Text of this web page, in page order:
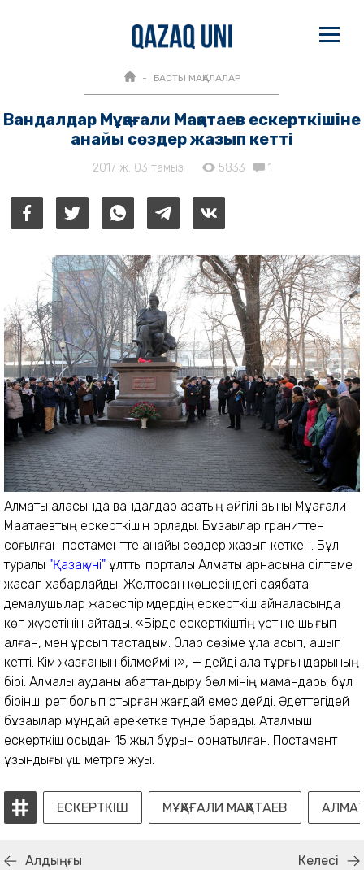
БАСТЫ МАҚАЛАЛАР
Вандалдар Мұқағали Мақатаев ескерткішіне
анайы сөздер жазып кетті
2017 ж. 03 тамыз 5833 1
Алматы қаласында вандалдар қазақтың әйгілі ақыны Мұқағали
Мақатаевтың ескерткішін қорлады. Бұзақылар граниттен
соғылған постаментте анайы сөздер жазып кеткен. Бұл
туралы "Қазақ үні" ұлттық порталы Алматы арнасына сілтеме
жасап хабарлайды. Желтоқсан көшесіндегі саябақта
демалушылар жасөспірімдердің ескерткіш айналасында
көп жүретінін айтады. «Бірде ескерткіштің үстіне шығып
алған, мен ұрсып тастадым. Олар сөзіме құлақ асып, қашып
кетті. Кім жазғанын білмеймін», — дейді қала тұрғындарының
бірі. Алмалы ауданы абаттандыру бөлімінің мамандары бұл
бірінші рет болып отырған жағдай емес дейді. Әдеттегідей
бұзақылар мұндай әрекетке түнде барады. Аталмыш
ескерткіш осыдан 15 жыл бұрын орнатылған. Постамент
ұзындығы үш метрге жуық.
ЕСКЕРТКІШ МҰҚАҒАЛИ МАҚАТАЕВ
Алдыңғы Келесі